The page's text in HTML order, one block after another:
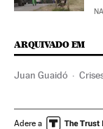
ARQUIVADO EM
Juan Guaidó
Brasil Governo
Adere a